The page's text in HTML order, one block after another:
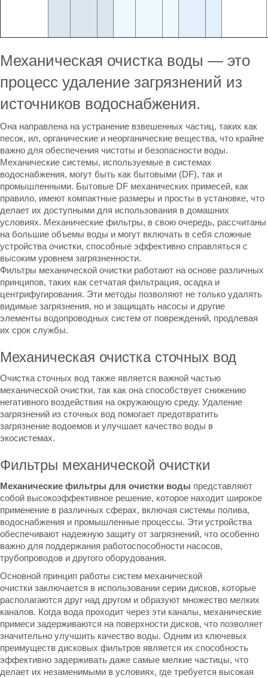
Механическая очистка воды — это
процесс удаление загрязнений из
источников водоснабжения.
Она направлена на устранение взвешенных частиц, таких как
песок, ил, органические и неорганические вещества, что крайне
важно для обеспечения чистоты и безопасности воды.
Механические системы, используемые в системах
водоснабжения, могут быть как бытовыми (DF), так и
промышленными. Бытовые DF механических примесей, как
правило, имеют компактные размеры и просты в установке, что
делает их доступными для использования в домашних
условиях. Механические фильтры, в свою очередь, рассчитаны
на большие объемы воды и могут включать в себя сложные
устройства очистки, способные эффективно справляться с
высоким уровнем загрязненности.
Фильтры механической очистки работают на основе различных
принципов, таких как сетчатая фильтрация, осадка и
центрифугирования. Эти методы позволяют не только удалять
видимые загрязнения, но и защищать насосы и другие
элементы водопроводных систем от повреждений, продлевая
их срок службы.
Механическая очистка сточных вод
Очистка сточных вод также является важной частью
механической очистки, так как она способствует снижению
негативного воздействия на окружающую среду. Удаление
загрязнений из сточных вод помогает предотвратить
загрязнение водоемов и улучшает качество воды в
экосистемах.
Фильтры механической очистки
Механические фильтры для очистки воды представляют
собой высокоэффективное решение, которое находит широкое
применение в различных сферах, включая системы полива,
водоснабжения и промышленные процессы. Эти устройства
обеспечивают надежную защиту от загрязнений, что особенно
важно для поддержания работоспособности насосов,
трубопроводов и другого оборудования.
Основной принцип работы систем механической
очистки заключается в использовании серии дисков, которые
располагаются друг над другом и образуют множество мелких
каналов. Когда вода проходит через эти каналы, механические
примеси задерживаются на поверхности дисков, что позволяет
значительно улучшить качество воды. Одним из ключевых
преимуществ дисковых фильтров является их способность
эффективно задерживать даже самые мелкие частицы, что
делает их незаменимыми в условиях, где требуется высокая